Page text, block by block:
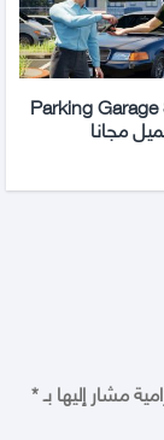
Parking
مجانا
مشار إليها بـ*